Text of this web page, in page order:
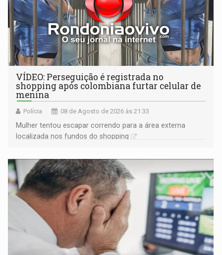
VÍDEO: Perseguição é registrada no
shopping após colombiana furtar celular de
menina
Polícia 08 de Agosto de 2026 às 21:33
Mulher tentou escapar correndo para a área externa
localizada nos fundos do shopping